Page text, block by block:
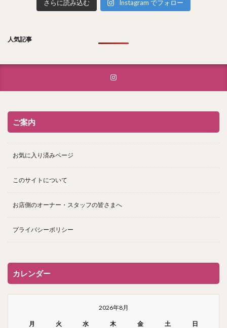
さらに読み込む Instagram でフォロー
人気記事
ご案内
お気に入り済みページ
このサイトについて
お店側のオーナー・スタッフの皆さまへ
プライバシーポリシー
カレンダー
2026年8月
月 火 水 木 金 土 日